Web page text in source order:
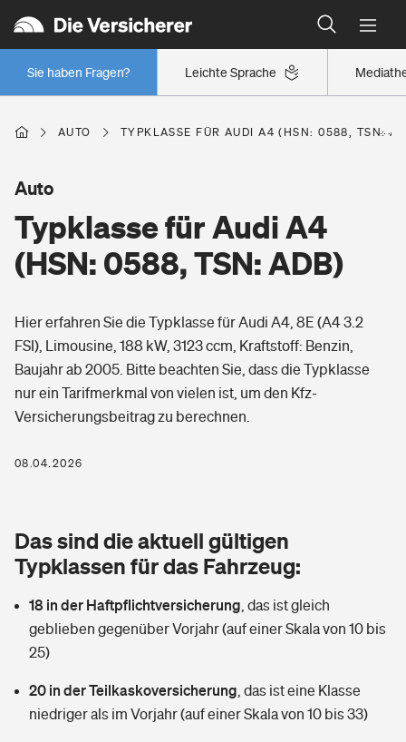
Leichte Sprache
Sie haben Fragen?
Wer versichert was: Jetzt Versicherer finden
Regionalklassen: So ist Ihre Region eingestuft
Wer versichert was: Jetzt Versicherer finden
Berufsunfähigkeitsversicherung
Erwerbsunfähigkeitsversicherung
Grundfähigkeitsversicherung
Arbeitsrechtsschutz
Berufshaftpflichtversicherung
Zur Übersicht
Tools
Wer versichert was: Jetzt Versicherer finden
Sie haben Fragen?
Wohnen
Glasversicherung
Mietkautionsversicherung
Restkreditversicherung
Freizeit
Pri­vate Haft­pflicht­
Kinderunfall­ver­si­che­rung
Kinderinvalidität
Hundehalter-Haftpflicht
Gesundheit
Private Krankenversicherung
Dread-Disease-Versicherung
Tierkrankenversicherung
Zur Übersicht
Tools
AUTO TYPKLASSE FÜR AUDI A4 (HSN: 0588, TSN:
Typklasse für Audi A4
(HSN: 0588, TSN: ADB)
Auto
Hier erfahren Sie die Typklasse für Audi A4, 8E (A4 3.2
FSI), Limousine, 188 kW, 3123 ccm, Kraftstoff: Benzin,
Baujahr ab 2005. Bitte beachten Sie, dass die Typklasse
nur ein Tarifmerkmal von vielen ist, um den Kfz-
Versicherungsbeitrag zu berechnen.
08.04.2026
Das sind die aktuell gültigen
Typklassen für das Fahrzeug:
18 in der Haftpflichtversicherung das ist gleich
geblieben gegenüber Vorjahr (auf einer Skala von 10 bis
25)
20 in der Teilkaskoversicherung das ist eine Klasse
niedriger als im Vorjahr (auf einer Skala von 10 bis 33)